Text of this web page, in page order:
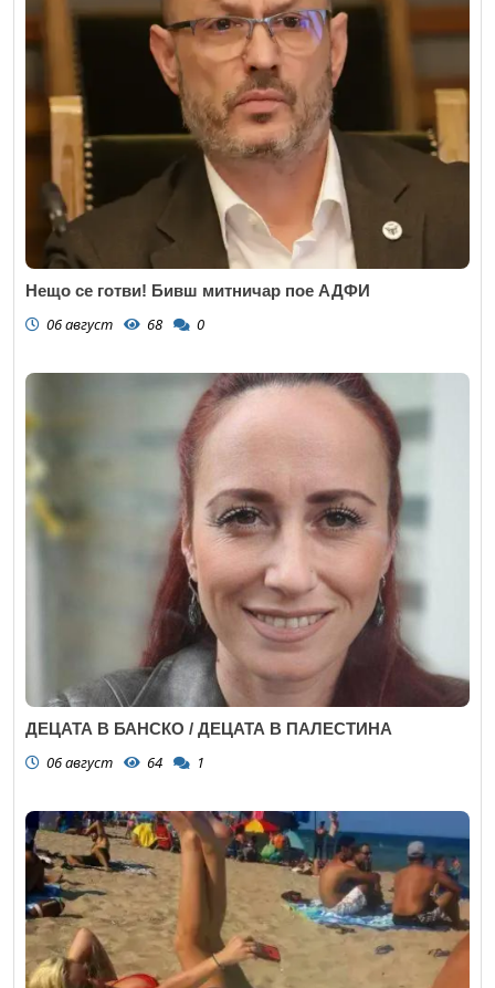
Нещо се готви! Бивш митничар пое АДФИ
06 август 68 0
ДЕЦАТА В БАНСКО / ДЕЦАТА В ПАЛЕСТИНА
06 август 64 1